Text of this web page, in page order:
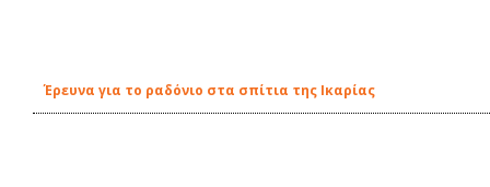
Έρευνα για το ραδόνιο στα σπίτια της Ικαρίας